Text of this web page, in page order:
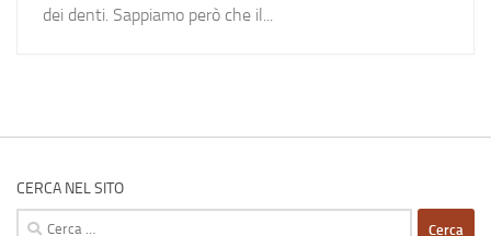
dei denti. Sappiamo però che il...
CERCA NEL SITO
Ricerca